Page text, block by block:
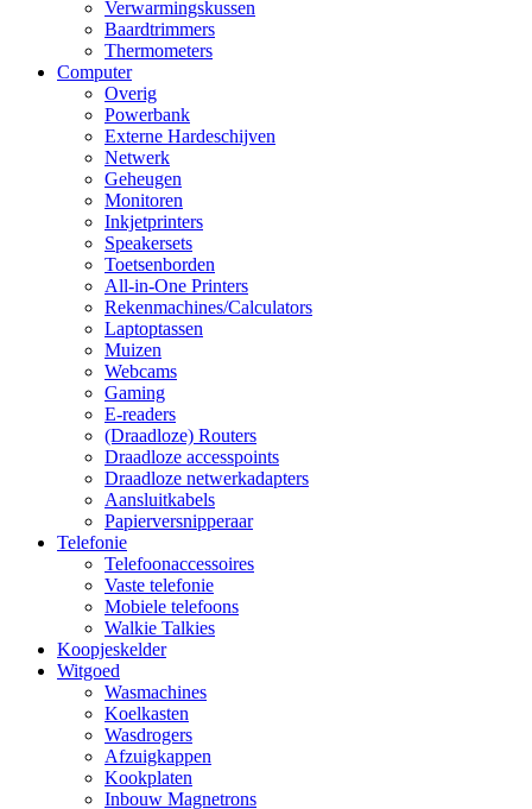
Verwarmingskussen
Baardtrimmers
Thermometers
Computer
Overig
Powerbank
Externe Hardeschijven
Netwerk
Geheugen
Monitoren
Inkjetprinters
Speakersets
Toetsenborden
All-in-One Printers
Rekenmachines/Calculators
Laptoptassen
Muizen
Webcams
Gaming
E-readers
(Draadloze) Routers
Draadloze accesspoints
Draadloze netwerkadapters
Aansluitkabels
Papierversnipperaar
Telefonie
Telefoonaccessoires
Vaste telefonie
Mobiele telefoons
Walkie Talkies
Koopjeskelder
Witgoed
Wasmachines
Koelkasten
Wasdrogers
Afzuigkappen
Kookplaten
Inbouw Magnetrons